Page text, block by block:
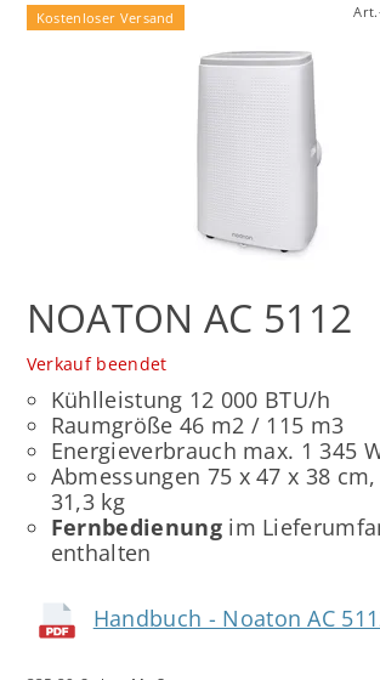
Kostenloser Versand
NOATON AC 5112
Verkauf beendet
Kühlleistung 12 000 BTU/h
Raumgröße 46 m2 / 115 m3
Energieverbrauch max. 1 345
Abmessungen 75 x 47 x 38
31,3 kg
Fernbedienungim
enthalten
Handbuch - Noaton AC